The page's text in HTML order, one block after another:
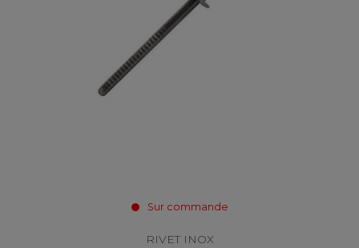
Sur commande
RIVET INOX